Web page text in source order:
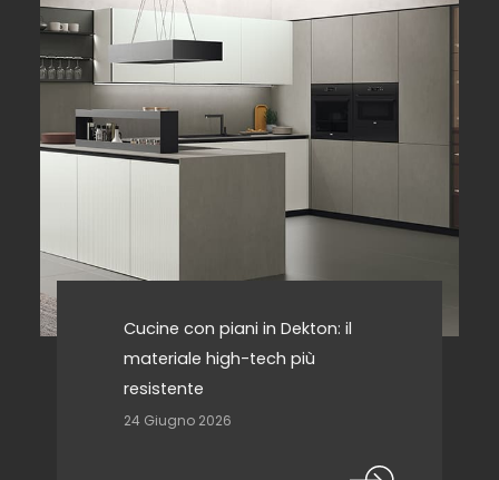
Cucine con piani in Dekton: il
materiale high-tech più
resistente
24 Giugno 2026